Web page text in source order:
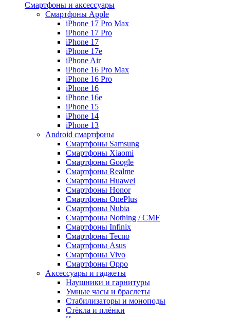
Смартфоны и аксессуары
Смартфоны Apple
iPhone 17 Pro Max
iPhone 17 Pro
iPhone 17
iPhone 17e
iPhone Air
iPhone 16 Pro Max
iPhone 16 Pro
iPhone 16
iPhone 16e
iPhone 15
iPhone 14
iPhone 13
Android cмартфоны
Смартфоны Samsung
Смартфоны Xiaomi
Смартфоны Google
Смартфоны Realme
Смартфоны Huawei
Смартфоны Honor
Смартфоны OnePlus
Смартфоны Nubia
Смартфоны Nothing / CMF
Смартфоны Infinix
Смартфоны Tecno
Смартфоны Asus
Смартфоны Vivo
Смартфоны Oppo
Аксессуары и гаджеты
Наушники и гарнитуры
Умные часы и браслеты
Стабилизаторы и моноподы
Стёкла и плёнки